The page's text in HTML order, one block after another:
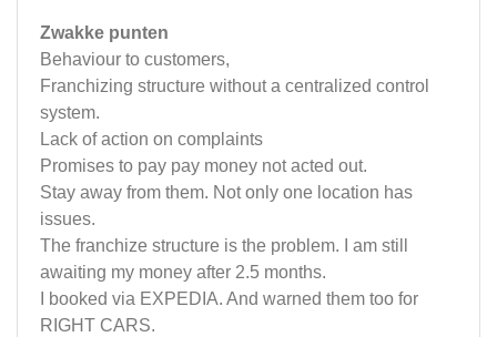
Zwakke punten
Behaviour to customers,
Franchizing structure without a centralized control
system.
Lack of action on complaints
Promises to pay pay money not acted out.
Stay away from them. Not only one location has
issues.
The franchize structure is the problem. I am still
awaiting my money after 2.5 months.
I booked via EXPEDIA. And warned them too for
RIGHT CARS.